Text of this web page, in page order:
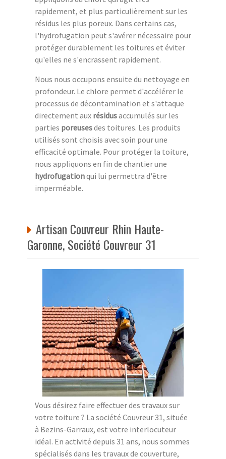
rapidement, et plus particulièrement sur les
résidus les plus poreux. Dans certains cas,
l'hydrofugation peut s'avérer nécessaire pour
protéger durablement les toitures et éviter
qu'elles ne s'encrassent rapidement.
Nous nous occupons ensuite du nettoyage en
profondeur. Le chlore permet d'accélérer le
processus de décontamination et s'attaque
directement aux résidusaccumulés sur les
parties poreusesdes toitures. Les produits
utilisés sont choisis avec soin pour une
efficacité optimale. Pour protéger la toiture,
nous appliquons en fin de chantier une
hydrofugationqui lui permettra d'être
imperméable.
Artisan Couvreur Rhin Haute-
Garonne, Société Couvreur 31
Vous désirez faire effectuer des travaux sur
votre toiture ? La société Couvreur 31, située
à Bezins-Garraux, est votre interlocuteur
idéal. En activité depuis 31 ans, nous sommes
spécialisés dans les travaux de couverture,